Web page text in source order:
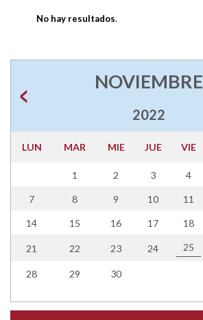
No hay resultados.
NOVIEMBRE
2022
LUN MAR MIE JUE VIE
1 2 3 4
7 8 9 10 11
14 15 16 17 18
21 22 23 24 25
28 29 30